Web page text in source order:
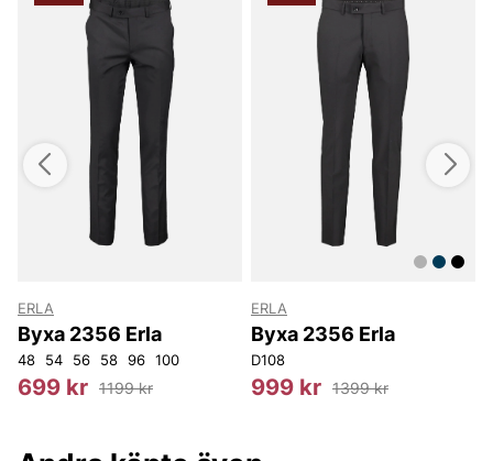
116 120 152 154 156 158 D112
ERLA
Byxa 2356 Erla
48 54 56 58 96 100
699 kr 1199 kr
ERLA
Byxa 2356 Erla
D108
999 kr 1399 kr